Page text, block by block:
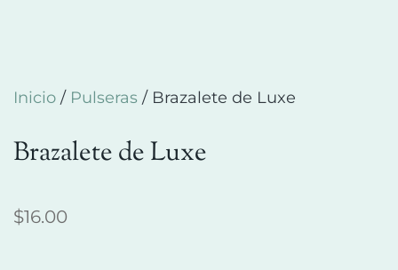
Inicio / Pulseras / Brazalete de Luxe
Brazalete de Luxe
$16.00